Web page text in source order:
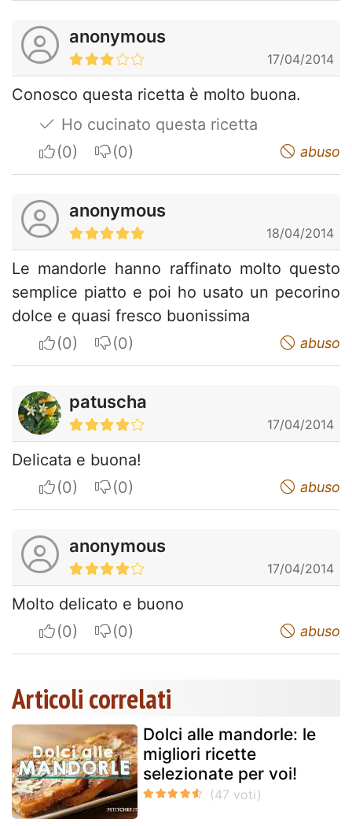
anonymous
17/04/2014
Conosco questa ricetta è molto buona.
Ho cucinato questa ricetta
I apreciateI do not appreciate abuso
anonymous
18/04/2014
Le mandorle hanno raffinato molto questo
semplice piatto e poi ho usato un pecorino
dolce e quasi fresco buonissima
I apreciateI do not appreciate abuso
patuscha
17/04/2014
Delicata e buona!
I apreciateI do not appreciate abuso
anonymous
17/04/2014
Molto delicato e buono
I apreciateI do not appreciate abuso
Articoli correlati
Dolci alle mandorle: le
migliori ricette
selezionate per voi!